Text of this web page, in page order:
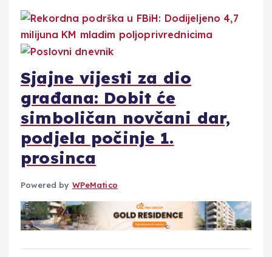
Sjajne vijesti za dio
građana: Dobit će
simboličan novčani dar,
podjela počinje 1.
prosinca
Powered by WPeMatico